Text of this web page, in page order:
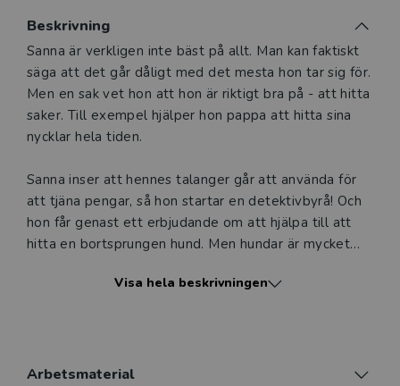
Beskrivning
Beskrivning
Sanna är verkligen inte bäst på allt. Man kan faktiskt
säga att det går dåligt med det mesta hon tar sig för.
Men en sak vet hon att hon är riktigt bra på - att hitta
saker. Till exempel hjälper hon pappa att hitta sina
nycklar hela tiden.
Sanna inser att hennes talanger går att använda för
att tjäna pengar, så hon startar en detektivbyrå! Och
hon får genast ett erbjudande om att hjälpa till att
hitta en bortsprungen hund. Men hundar är mycket
Sanna ta hand om stulna kanelbullar, trasiga bord och
Knasigt och humoristiskt blir det när hon tar sig an
Visa hela beskrivningen
Arbetsmaterial